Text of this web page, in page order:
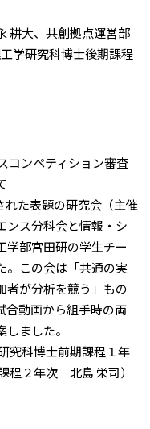
耕大、共創拠点運営部
研究科博士後期課程
コンペティション審査
た表題の研究会（主催
ンス分科会と情報・シ
学部宮田研の学生チー
。この会は「共通の実
者が分析を競う」もの
合動画から組手時の両
ました。
究科博士前期課程１年
程２年次 北島 栄司）